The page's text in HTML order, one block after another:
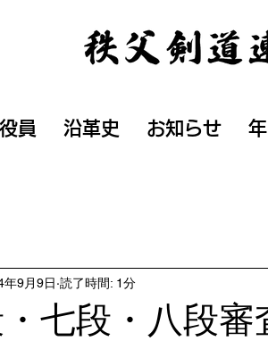
役員 沿革史 お知らせ
七段・八段審
年9月9日 読了時間: 1分